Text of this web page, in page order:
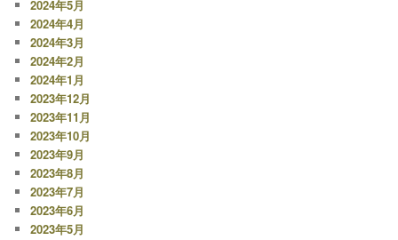
2024年5月
2024年4月
2024年3月
2024年2月
2024年1月
2023年12月
2023年11月
2023年10月
2023年9月
2023年8月
2023年7月
2023年6月
2023年5月